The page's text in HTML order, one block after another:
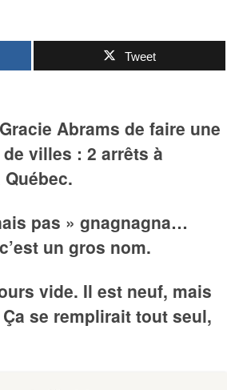
Tweet
Abrams de faire une
villes : 2 arrêts à
pas » gnagnagna…
un gros nom.
vide. Il est neuf, mais
se remplirait tout seul,